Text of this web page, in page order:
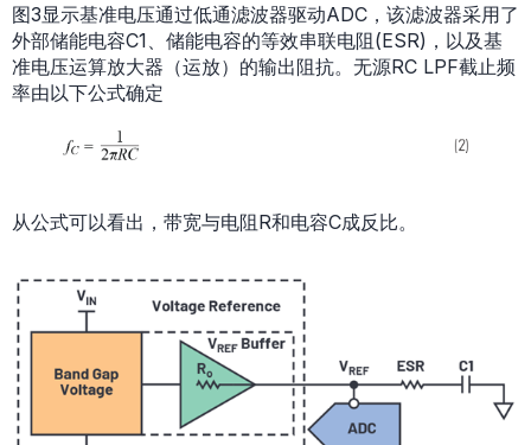
图3显示基准电压通过低通滤波器驱动ADC，该滤波器采用了
外部储能电容C1、储能电容的等效串联电阻(ESR)，以及基
准电压运算放大器（运放）的输出阻抗。无源RC LPF截止频
率由以下公式确定
从公式可以看出，带宽与电阻R和电容C成反比。